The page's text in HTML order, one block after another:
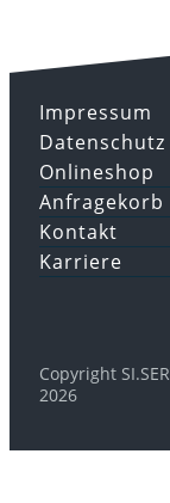
Impressum
Datenschutz
Onlineshop
Anfragekorb
Kontakt
Karriere
Copyright
2026